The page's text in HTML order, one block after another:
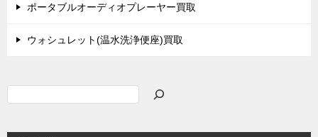
ポータブルオーディオプレーヤー買取
ウォシュレット(温水洗浄便座)買取